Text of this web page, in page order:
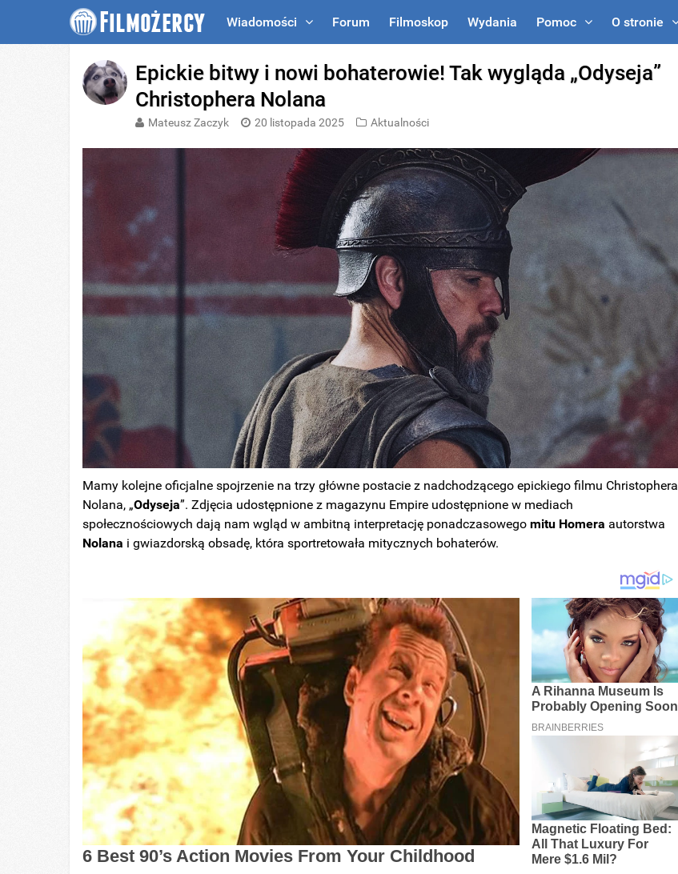
Wiadomości Forum Filmoskop Wydania Pomoc O stronie
Epickie bitwy i nowi bohaterowie! Tak wygląda „Odyseja”
Christophera Nolana
Mateusz Zaczyk 20 listopada 2025 Aktualności
Mamy kolejne oficjalne spojrzenie na trzy główne postacie z nadchodzącego epickiego filmu Christophera
Nolana, „Odyseja”. Zdjęcia udostępnione z magazynu Empire udostępnione w mediach
społecznościowych dają nam wgląd w ambitną interpretację ponadczasowegomitu Homera autorstwa
Nolana i gwiazdorską obsadę, która sportretowała mitycznych bohaterów.